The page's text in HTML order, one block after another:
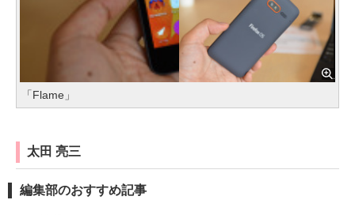
「Flame」
太田 亮三
編集部のおすすめ記事